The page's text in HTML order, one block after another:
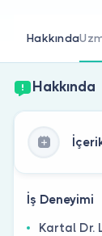
Hakkında
Hakkında
İş Deneyimi
Kartal Dr.